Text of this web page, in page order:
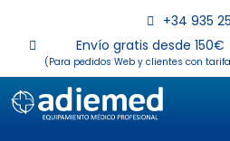
+34 935
Envío gratis desde 150€
(Para pedidos Web y clientes con tarifa